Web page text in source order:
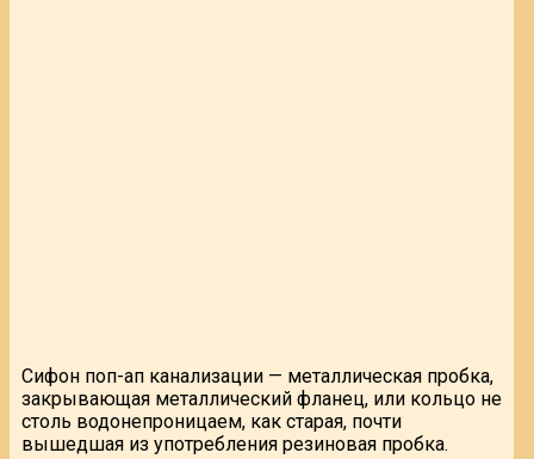
Сифон поп-ап канализации — металлическая пробка,
закрывающая металлический фланец, или кольцо не
столь водонепроницаем, как старая, почти
вышедшая из употребления резиновая пробка.